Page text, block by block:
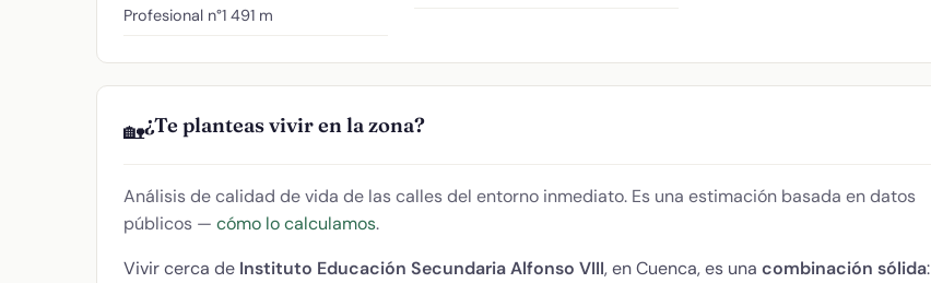
Profesional n°1 491 m
🏡¿Te planteas vivir en la zona?
Análisis de calidad de vida de las calles del entorno inmediato. Es una estimación basada en datos
públicos — cómo lo calculamos.
Vivir cerca de Instituto Educación Secundaria Alfonso VIII, en Cuenca, es una combinación sólida: